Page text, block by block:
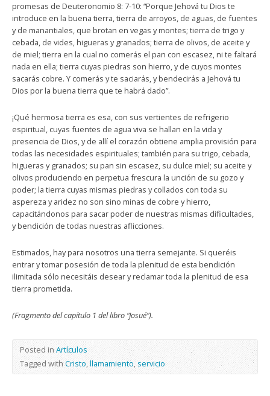
promesas de Deuteronomio 8: 7-10: “Porque Jehová tu Dios te
introduce en la buena tierra, tierra de arroyos, de aguas, de fuentes
y de manantiales, que brotan en vegas y montes; tierra de trigo y
cebada, de vides, higueras y granados; tierra de olivos, de aceite y
de miel; tierra en la cual no comerás el pan con escasez, ni te faltará
nada en ella; tierra cuyas piedras son hierro, y de cuyos montes
sacarás cobre. Y comerás y te saciarás, y bendecirás a Jehová tu
Dios por la buena tierra que te habrá dado”.
¡Qué hermosa tierra es esa, con sus vertientes de refrigerio
espiritual, cuyas fuentes de agua viva se hallan en la vida y
presencia de Dios, y de allí el corazón obtiene amplia provisión para
todas las necesidades espirituales; también para su trigo, cebada,
higueras y granados; su pan sin escasez, su dulce miel; su aceite y
olivos produciendo en perpetua frescura la unción de su gozo y
poder; la tierra cuyas mismas piedras y collados con toda su
aspereza y aridez no son sino minas de cobre y hierro,
capacitándonos para sacar poder de nuestras mismas dificultades,
y bendición de todas nuestras aflicciones.
Estimados, hay para nosotros una tierra semejante. Si queréis
entrar y tomar posesión de toda la plenitud de esta bendición
ilimitada sólo necesitáis desear y reclamar toda la plenitud de esa
tierra prometida.
(Fragmento del capítulo 1 del libro “Josué”).
Posted in Artículos
Tagged withCristo,llamamiento,servicio